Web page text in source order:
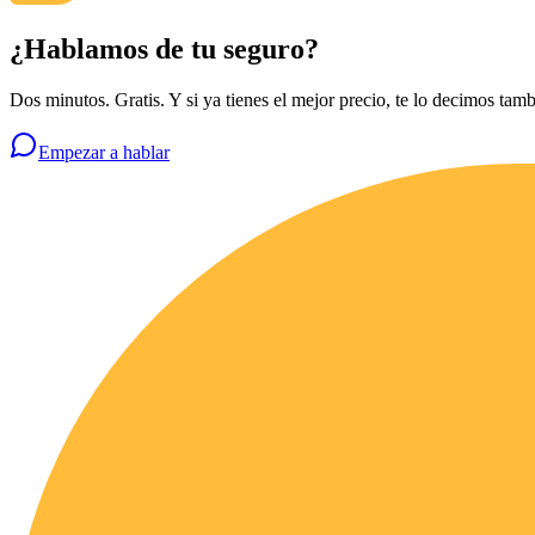
¿Hablamos de tu seguro?
Dos minutos. Gratis. Y si ya tienes el mejor precio, te lo decimos
Empezar a hablar